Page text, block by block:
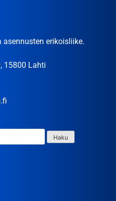
erikoisliike.
15800 Lahti
Haku